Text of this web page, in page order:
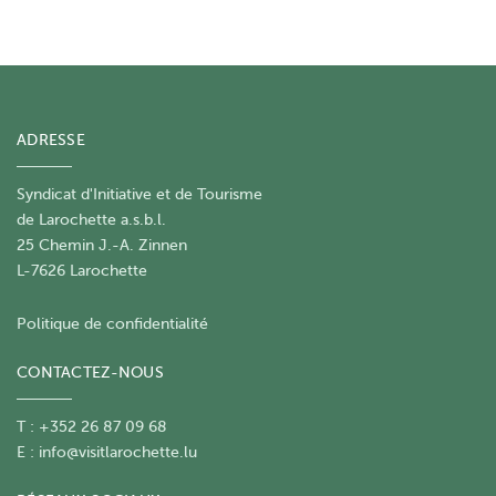
ADRESSE
Syndicat d'Initiative et de Tourisme
de Larochette a.s.b.l.
25 Chemin J.-A. Zinnen
L-7626 Larochette
Politique de confidentialité
CONTACTEZ-NOUS
T : +352 26 87 09 68
E : info@visitlarochette.lu